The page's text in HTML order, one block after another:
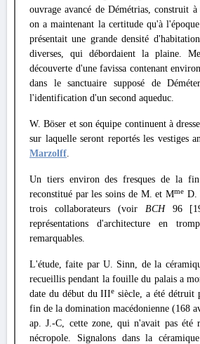
ouvrage avancé de Démétrias, construit
on a maintenant la certitude qu'à
présentait une grande densité
diverses, qui débordaient la plaine.
découverte d'une favissa contenant
dans le sanctuaire supposé de
l'identification d'un second aqueduc.
W. Böser et son équipe continuent à
sur laquelle seront reportés les vestiges
Marzolff.
Un tiers environ des fresques de la
reconstitué par les soins de M. et Mme D.
trois collaborateurs (voir BCH96
représentations d'architecture en
remarquables.
L'étude, faite par U. Sinn, de la
recueillis pendant la fouille du palais a
date du début du IIIе siècle, a été détruit
fin de la domination macédonienne (168
ap. J.-C, cette zone, qui n'avait pas été
nécropole. Signalons dans la